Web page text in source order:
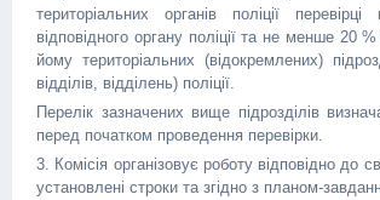
територіальних органів поліції перевірці
відповідного органу поліції та не менше 20
йому територіальних (відокремлених)
відділів, відділень) поліції.
Перелік зазначених вище підрозділів
перед початком проведення перевірки.
3. Комісія організовує роботу відповідно до
установлені строки та згідно з планом-